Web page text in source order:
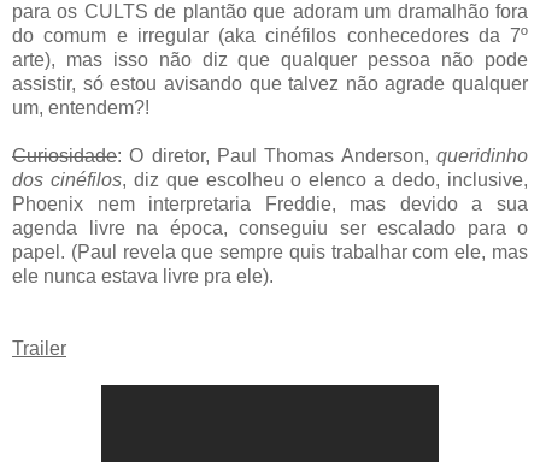
para os CULTS de plantão que adoram um dramalhão fora
do comum e irregular (aka cinéfilos conhecedores da 7º
arte), mas isso não diz que qualquer pessoa não pode
assistir, só estou avisando que talvez não agrade qualquer
um, entendem?!
Curiosidade: O diretor, Paul Thomas Anderson, queridinho
dos cinéfilos, diz que escolheu o elenco a dedo, inclusive,
Phoenix nem interpretaria Freddie, mas devido a sua
agenda livre na época, conseguiu ser escalado para o
papel. (Paul revela que sempre quis trabalhar com ele, mas
ele nunca estava livre pra ele).
Trailer